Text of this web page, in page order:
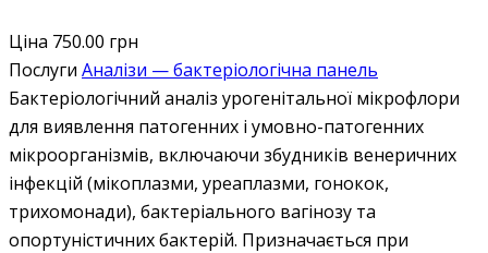
Ціна 750.00 грн
Послуги Аналізи — бактеріологічна панель
Бактеріологічний аналіз урогенітальної мікрофлори
для виявлення патогенних і умовно-патогенних
мікроорганізмів, включаючи збудників венеричних
інфекцій (мікоплазми, уреаплазми, гонокок,
трихомонади), бактеріального вагінозу та
опортуністичних бактерій. Призначається при